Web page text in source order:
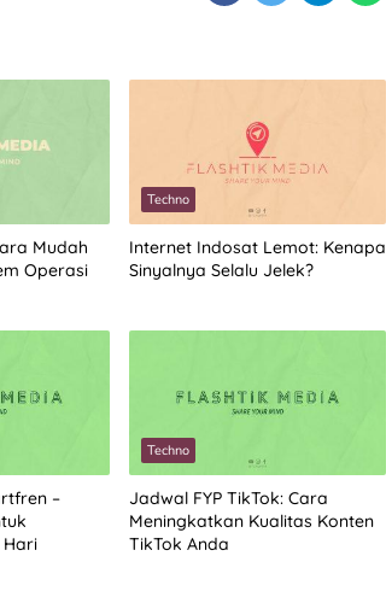
Mudah
Operasi
Techno
Internet Indosat Lemot: Kenapa
Sinyalnya Selalu Jelek?
–
Hari
Techno
Jadwal FYP TikTok: Cara
Meningkatkan Kualitas Konten
TikTok Anda